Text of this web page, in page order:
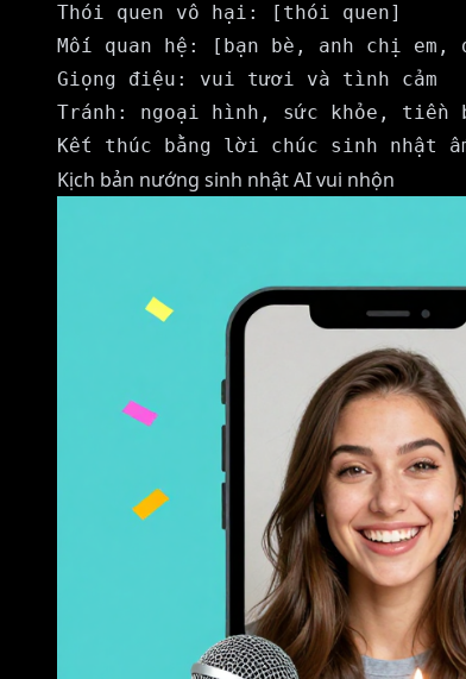
Thói quen vô hại: [thói quen]
Mối quan hệ: [bạn bè, anh chị em,
Giọng điệu: vui tươi và tình cảm
Tránh: ngoại hình, sức khỏe, tiền
Kịch bản nướng sinh nhật AI vui nhộn